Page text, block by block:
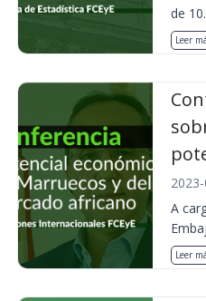
de
Leer
A
Leer